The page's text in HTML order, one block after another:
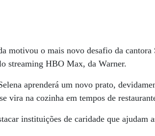
motivou o mais novo desafio da cantora
streaming HBO Max, da Warner.
aprenderá um novo prato,
vira na cozinha em tempos de
instituições de caridade que ajudam